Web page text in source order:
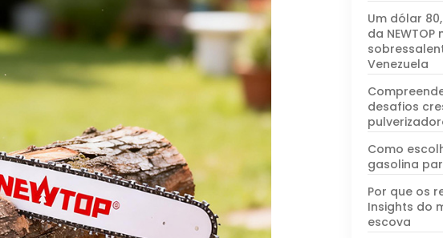
Um dólar
da
Venezuela
desafios
Como
gasolina
Por que os
Insights do
escova